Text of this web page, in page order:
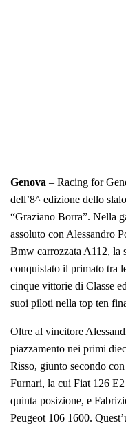
Genova – Racing for
dell’8^ edizione dello
“Graziano Borra”. Nella
assoluto con Alessandro
Bmw carrozzata A112, la
conquistato il primato tra
cinque vittorie di Classe
suoi piloti nella top ten
Oltre al vincitore
piazzamento nei primi
Risso, giunto secondo
Furnari, la cui Fiat 126
quinta posizione, e
Peugeot 106 1600.